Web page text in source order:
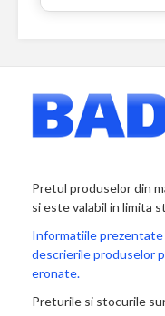
Pretul produselor din
si este valabil in limita
Informatiile
descrierile produselor
eronate.
Preturile si stocurile